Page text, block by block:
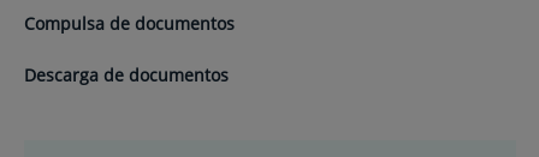
Compulsa de documentos
Descarga de documentos